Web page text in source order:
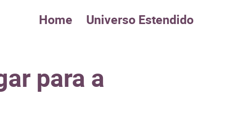
Home Universo Estendido
para a